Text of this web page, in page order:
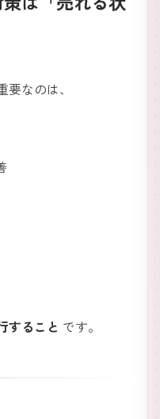
なのは、
すること です。